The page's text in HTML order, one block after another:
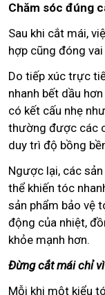
Chăm sóc đúng
Sau khi cắt mái,
hợp cũng đóng
Do tiếp xúc trực
nhanh bết dầu
có kết cấu nhẹ
thường được các
duy trì độ bồng
Ngược lại, các
thể khiến tóc
sản phẩm bảo vệ
động của nhiệt,
khỏe mạnh hơn.
Đừng cắt mái chỉ
Mỗi khi một kiểu